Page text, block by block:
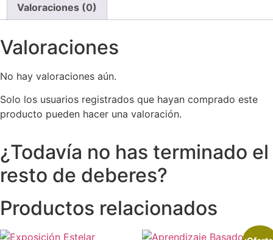
Valoraciones (0)
Valoraciones
No hay valoraciones aún.
Solo los usuarios registrados que hayan comprado este
producto pueden hacer una valoración.
¿Todavía no has terminado el
resto de deberes?
Productos relacionados